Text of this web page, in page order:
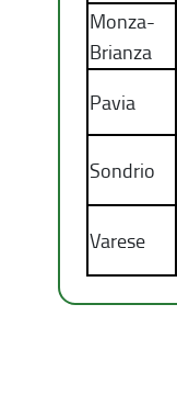
Monza-
Brianza
Pavia
Sondrio
Varese